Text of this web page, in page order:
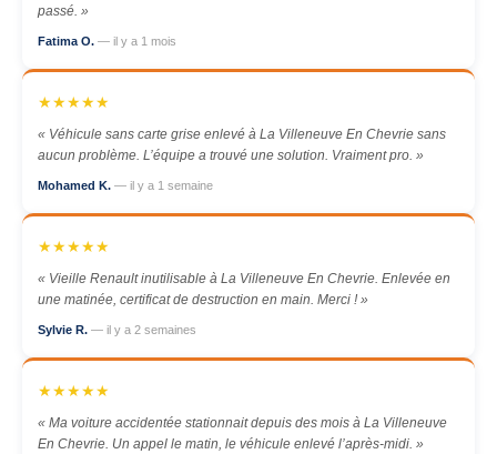
passé. »
Fatima O. — il y a 1 mois
★★★★★
« Véhicule sans carte grise enlevé à La Villeneuve En Chevrie sans
aucun problème. L’équipe a trouvé une solution. Vraiment pro. »
Mohamed K. — il y a 1 semaine
★★★★★
« Vieille Renault inutilisable à La Villeneuve En Chevrie. Enlevée en
une matinée, certificat de destruction en main. Merci ! »
Sylvie R. — il y a 2 semaines
★★★★★
« Ma voiture accidentée stationnait depuis des mois à La Villeneuve
En Chevrie. Un appel le matin, le véhicule enlevé l’après-midi. »